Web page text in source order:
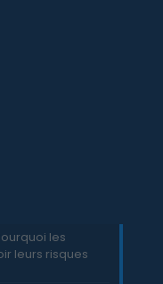
les
leurs risques